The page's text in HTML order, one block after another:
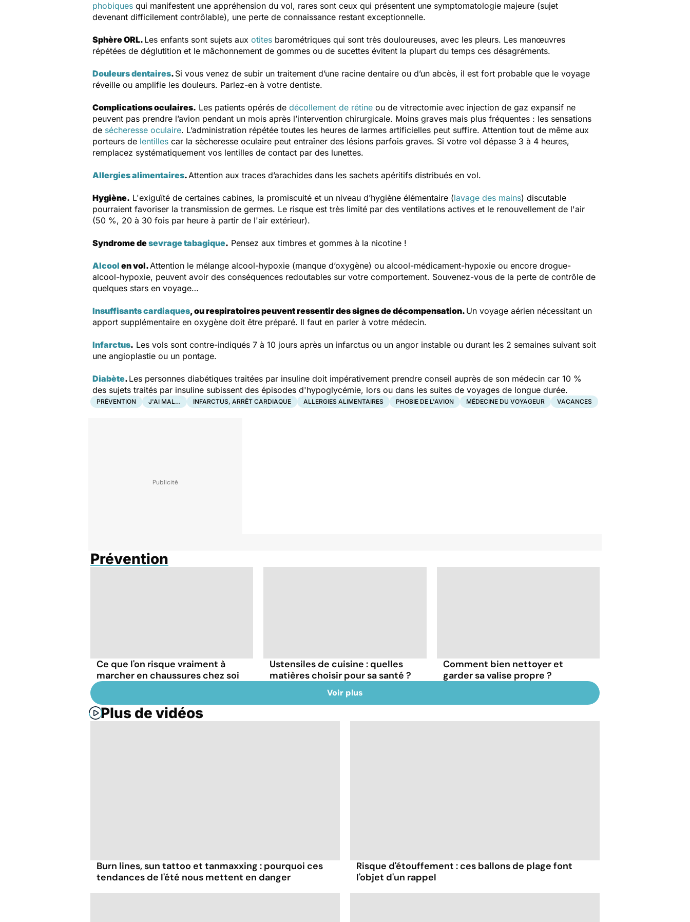
phobiques qui manifestent une appréhension du vol, rares sont ceux qui présentent une symptomatologie majeure (sujet
devenant difficilement contrôlable), une perte de connaissance restant exceptionnelle.
Sphère ORL. Les enfants sont sujets aux otites barométriques qui sont très douloureuses, avec les pleurs. Les manœuvres
répétées de déglutition et le mâchonnement de gommes ou de sucettes évitent la plupart du temps ces désagréments.
Douleurs dentaires. Si vous venez de subir un traitement d’une racine dentaire ou d’un abcès, il est fort probable que le voyage
réveille ou amplifie les douleurs. Parlez-en à votre dentiste.
Complications oculaires. Les patients opérés de décollement de rétine ou de vitrectomie avec injection de gaz expansif ne
peuvent pas prendre l’avion pendant un mois après l’intervention chirurgicale. Moins graves mais plus fréquentes : les sensations
de sécheresse oculaire. L’administration répétée toutes les heures de larmes artificielles peut suffire. Attention tout de même aux
porteurs de lentilles car la sècheresse oculaire peut entraîner des lésions parfois graves. Si votre vol dépasse 3 à 4 heures,
remplacez systématiquement vos lentilles de contact par des lunettes.
Allergies alimentaires.Attention aux traces d’arachides dans les sachets apéritifs distribués en vol.
Hygiène. L'exiguïté de certaines cabines, la promiscuité et un niveau d’hygiène élémentaire (lavage des mains) discutable
pourraient favoriser la transmission de germes. Le risque est très limité par des ventilations actives et le renouvellement de l'air
(50 %, 20 à 30 fois par heure à partir de l'air extérieur).
Syndrome desevrage tabagique. Pensez aux timbres et gommes à la nicotine !
Alcool en vol.Attention le mélange alcool-hypoxie (manque d’oxygène) ou alcool-médicament-hypoxie ou encore drogue-
alcool-hypoxie, peuvent avoir des conséquences redoutables sur votre comportement. Souvenez-vous de la perte de contrôle de
quelques stars en voyage…
Insuffisants cardiaques, ou respiratoires peuvent ressentir des signes de décompensation. Un voyage aérien nécessitant un
apport supplémentaire en oxygène doit être préparé. Il faut en parler à votre médecin.
Infarctus. Les vols sont contre-indiqués 7 à 10 jours après un infarctus ou un angor instable ou durant les 2 semaines suivant soit
une angioplastie ou un pontage.
Diabète. Les personnes diabétiques traitées par insuline doit impérativement prendre conseil auprès de son médecin car 10 %
des sujets traités par insuline subissent des épisodes d'hypoglycémie, lors ou dans les suites de voyages de longue durée.
PRÉVENTION J'AI MAL… INFARCTUS, ARRÊT CARDIAQUE ALLERGIES ALIMENTAIRES PHOBIE DE L'AVION MÉDECINE DU VOYAGEUR VACANCES
Prévention
Ce que l'on risque vraiment à
marcher en chaussures chez soi
Ustensiles de cuisine : quelles
matières choisir pour sa santé ?
Comment bien nettoyer et
garder sa valise propre ?
Voir plus
Plus de vidéos
Burn lines, sun tattoo et tanmaxxing : pourquoi ces
tendances de l'été nous mettent en danger
Risque d'étouffement : ces ballons de plage font
l'objet d'un rappel